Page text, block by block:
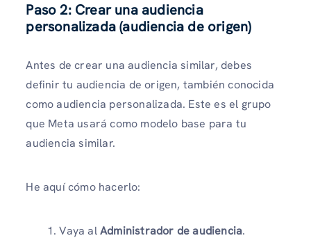
Paso 2: Crear una audiencia
personalizada (audiencia de origen)
Antes de crear una audiencia similar, debes
definir tu audiencia de origen, también conocida
como audiencia personalizada. Este es el grupo
que Meta usará como modelo base para tu
audiencia similar.
He aquí cómo hacerlo:
Vaya alAdministrador de audiencia.